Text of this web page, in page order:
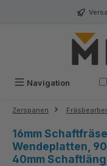
Navigation
Zerspanen
16mm
Wendeplatten,
40mm